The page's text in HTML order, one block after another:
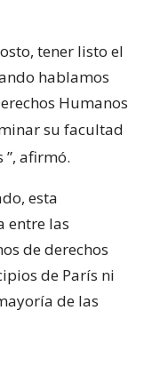
tener listo el
hablamos
Humanos
su facultad
”, afirmó.
esta
entre las
de derechos
de París ni
de las